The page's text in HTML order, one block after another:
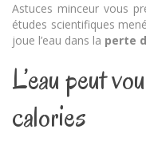
Astuces minceur vous
études scientifiques
joue l’eau dans la perte
L’eau peut
calories